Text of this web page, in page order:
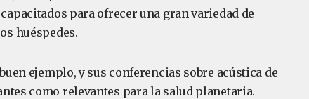
para ofrecer una gran variedad de
huéspedes.
ejemplo, y sus conferencias sobre acústica de
como relevantes para la salud planetaria.